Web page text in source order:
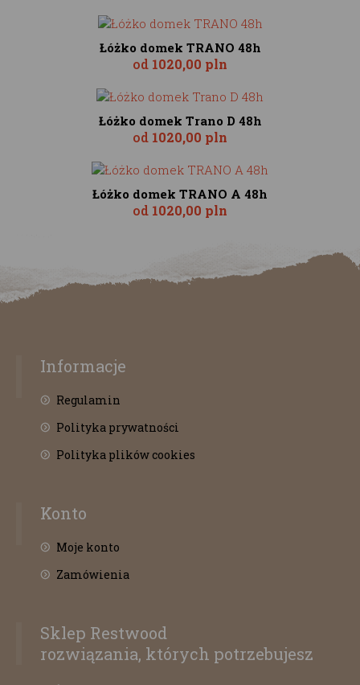
Łóżko domek TRANO 48h
od 1020,00 pln
Łóżko domek Trano D 48h
od 1020,00 pln
Łóżko domek TRANO A 48h
od 1020,00 pln
Informacje
Regulamin
Polityka prywatności
Polityka plików cookies
Konto
Moje konto
Zamówienia
Sklep Restwood
rozwiązania, których potrzebujesz